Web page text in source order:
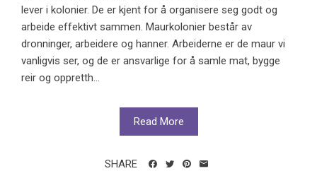
lever i kolonier. De er kjent for å organisere seg godt og
arbeide effektivt sammen. Maurkolonier består av
dronninger, arbeidere og hanner. Arbeiderne er de maur vi
vanligvis ser, og de er ansvarlige for å samle mat, bygge
reir og oppretth...
Read More
SHARE